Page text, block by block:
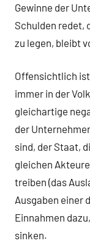
Gewinne der
Schulden redet,
zu legen, bleibt
Offensichtlich
immer in der
gleichartige
der
sind, der Staat,
gleichen
treiben (das
Ausgaben einer
Einnahmen
sinken.